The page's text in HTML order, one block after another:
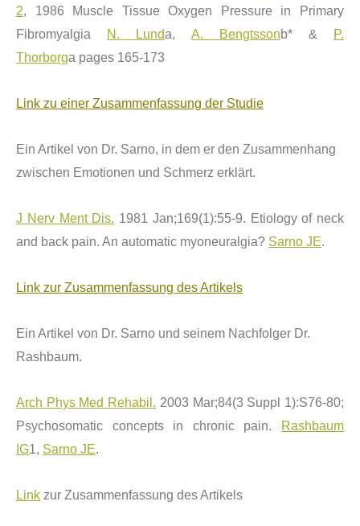
2, 1986 Muscle Tissue Oxygen Pressure in Primary
Fibromyalgia
N. Lunda, A. Bengtssonb* &
P.
Thorborga pages 165-173
Link zu einer Zusammenfassung der Studie
Ein Artikel von Dr. Sarno, in dem er den Zusammenhang
zwischen Emotionen und Schmerz erkl ärt.
J Nerv Ment Dis. 1981 Jan;169(1):55-9. Etiology of neck
and back pain. An automatic myoneuralgia? Sarno JE.
Link zur Zusammenfassung des Artikels
Ein Artikel von Dr. Sarno und seinem Nachfolger Dr.
Rashbaum.
Arch Phys Med Rehabil. 2003 Mar;84(3 Suppl 1):S76-80;
Psychosomatic concepts in chronic pain.
Rashbaum
IG1, Sarno JE.
Link zur Zusammenfassung des Artikels